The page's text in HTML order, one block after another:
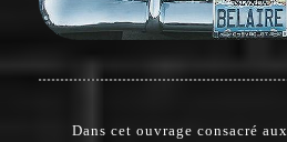
Dans cet ouvrage consacré aux